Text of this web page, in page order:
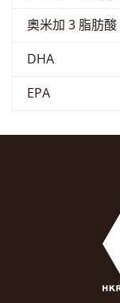
奧米加 3 脂肪酸
DHA
EPA